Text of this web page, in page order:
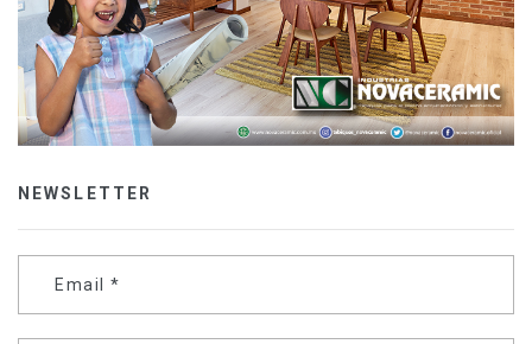
NEWSLETTER
Email *